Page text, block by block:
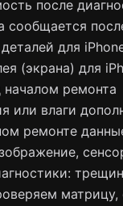
после
сообщается
для
(экрана) для
началом ремонта
или влаги
ремонте
матрицу,